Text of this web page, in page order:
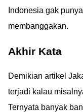
Indonesia gak
membanggakan.
Akhir Kata
Demikian artikel
terjadi kalau
Ternyata banyak